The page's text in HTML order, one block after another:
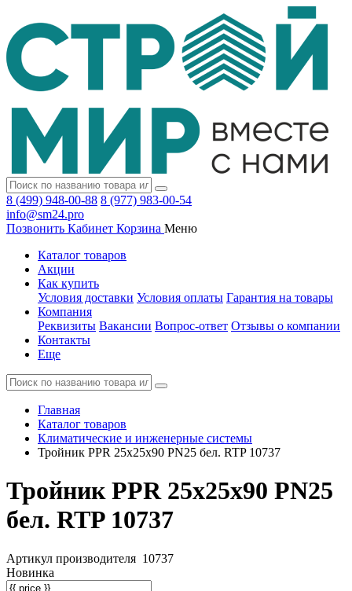
8 (499) 948-00-88 8 (977) 983-00-54
info@sm24.pro
Позвонить Кабинет Корзина Меню
Каталог товаров
Акции
Как купить
Условия доставки Условия оплаты Гарантия на товары
Компания
Реквизиты Вакансии Вопрос-ответ Отзывы о компании
Контакты
Еще
Главная
Каталог товаров
Климатические и инженерные системы
Тройник PPR 25х25х90 PN25 бел. RTP 10737
Тройник PPR 25х25х90 PN25
бел. RTP 10737
Артикул производителя 10737
Новинка